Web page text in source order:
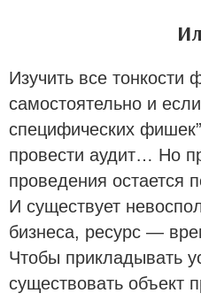
Изучить все тонкости
самостоятельно и
специфических
провести аудит… Но
проведения остается
И существует
бизнеса, ресурс —
Чтобы прикладывать
существовать объект